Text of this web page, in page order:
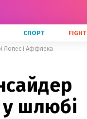
СПОРТ FIGHT
Лопес і Аффлека
у шлюбі